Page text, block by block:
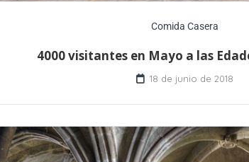
Comida Casera
4000 visitantes en Mayo a las
18 de junio de 2018